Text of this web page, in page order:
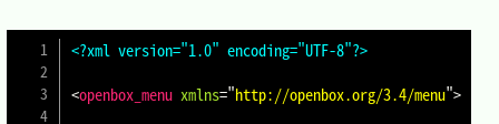
<?xml version="1.0" encoding="UTF-8"?>
<openbox_menu xmlns="http://openbox.org/3.4/menu">